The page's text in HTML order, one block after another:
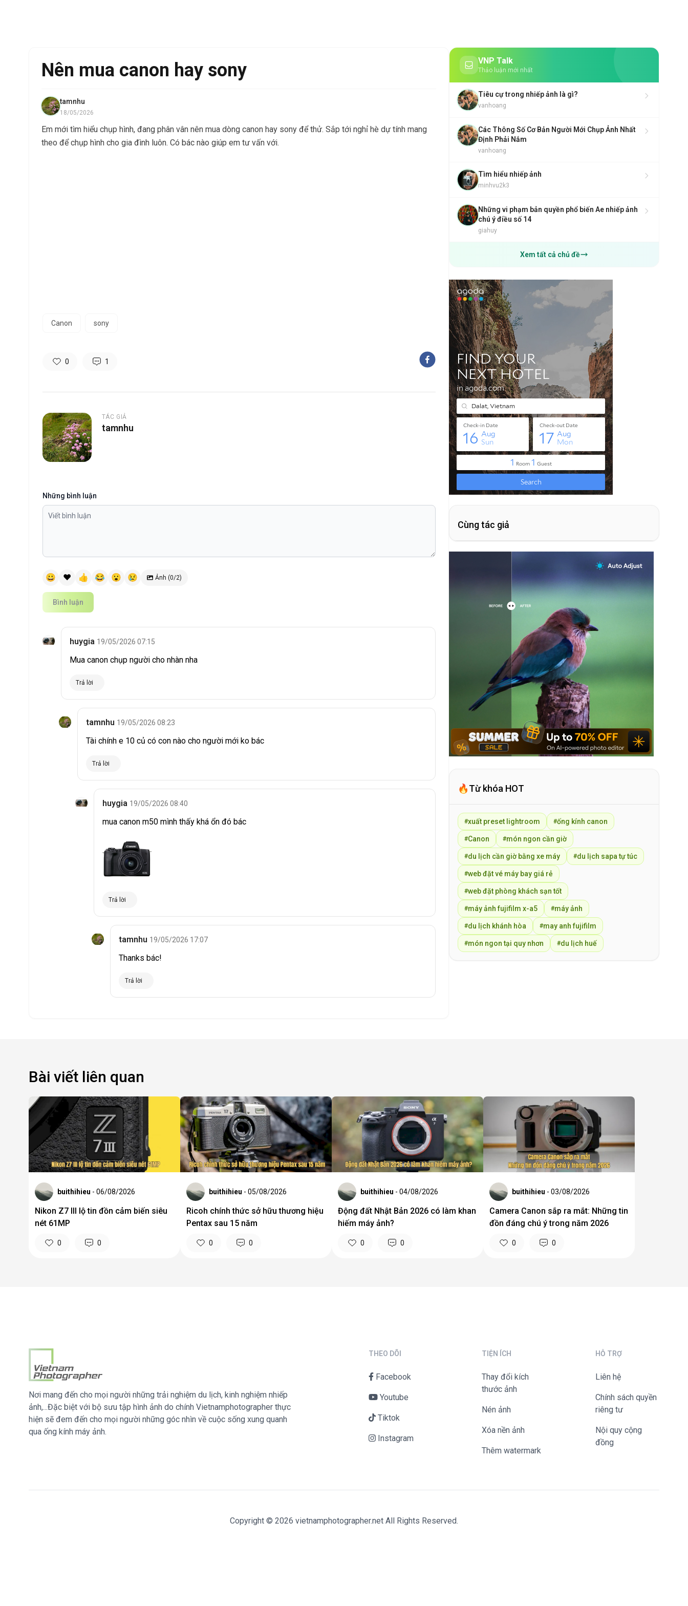
Nên mua canon hay sony
tamnhu
18/05/2026
Em mới tìm hiểu chụp hình, đang phân vân nên mua dòng canon hay sony để thử. Sắp tới nghỉ hè dự tính mang
theo để chụp hình cho gia đình luôn. Có bác nào giúp em tư vấn với.
Canon sony
0 1
TÁC GIẢ
tamnhu
Những bình luận
😀 ❤️ 👍 😂 😮 😢 Ảnh (0/2)
Bình luận
huygia 19/05/2026 07:15
Mua canon chụp người cho nhàn nha
Trả lời
tamnhu 19/05/2026 08:23
Tài chính e 10 củ có con nào cho người mới ko bác
Trả lời
huygia 19/05/2026 08:40
mua canon m50 mình thấy khá ổn đó bác
Trả lời
tamnhu 19/05/2026 17:07
Thanks bác!
Trả lời
VNP Talk
Thảo luận mới nhất
Tiêu cự trong nhiếp ảnh là gì?
vanhoang
Các Thông Số Cơ Bản Người Mới Chụp Ảnh Nhất
Định Phải Nắm
vanhoang
Tìm hiểu nhiếp ảnh
minhvu2k3
Những vi phạm bản quyền phổ biến Ae nhiếp ảnh
chú ý điều số 14
giahuy
Xem tất cả chủ đề
Cùng tác giả
🔥Từ khóa HOT
#xuất preset lightroom #ống kính canon
#Canon #món ngon cần giờ
#du lịch cần giờ bằng xe máy #du lịch sapa tự túc
#web đặt vé máy bay giá rẻ
#web đặt phòng khách sạn tốt
#máy ảnh fujifilm x-a5 #máy ảnh
#du lịch khánh hòa #may anh fujifilm
#món ngon tại quy nhơn #du lịch huế
Bài viết liên quan
buithihieu - 06/08/2026
Nikon Z7 III lộ tin đồn cảm biến siêu
nét 61MP
0 0
buithihieu - 05/08/2026
Ricoh chính thức sở hữu thương hiệu
Pentax sau 15 năm
0 0
buithihieu - 04/08/2026
Động đất Nhật Bản 2026 có làm khan
hiếm máy ảnh?
0 0
buithihieu - 03/08/2026
Camera Canon sắp ra mắt: Những tin
đồn đáng chú ý trong năm 2026
0 0
Nơi mang đến cho mọi người những trải nghiệm du lịch, kinh nghiệm nhiếp
ảnh,...Đặc biệt với bộ sưu tập hình ảnh do chính Vietnamphotographer thực
hiện sẽ đem đến cho mọi người những góc nhìn về cuộc sống xung quanh
qua ống kính máy ảnh.
THEO DÕI
Facebook
Youtube
Tiktok
Instagram
TIỆN ÍCH
Thay đổi kích
thước ảnh
Nén ảnh
Xóa nền ảnh
Thêm watermark
HỖ TRỢ
liên hệ
Chính sách quyền
riêng tư
Nội quy cộng
đồng
Copyright © 2026 vietnamphotographer.net All Rights Reserved.